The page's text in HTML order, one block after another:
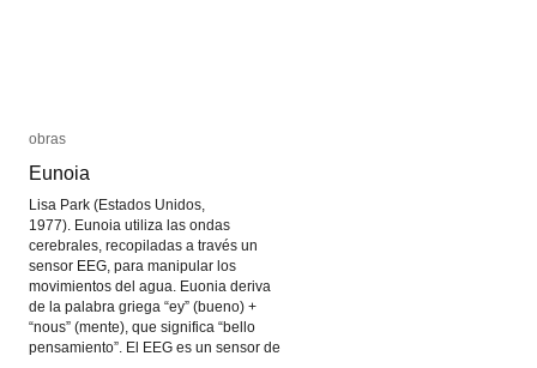
obras
Eunoia
Lisa Park (Estados Unidos,
1977). Eunoia utiliza las ondas
cerebrales, recopiladas a través un
sensor EEG, para manipular los
movimientos del agua. Euonia deriva
de la palabra griega “ey” (bueno) +
“nous” (mente), que significa “bello
pensamiento”. El EEG es un sensor de
obras
Eunoia